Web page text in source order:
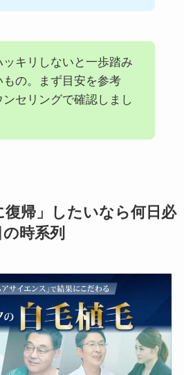
ッキリしないと一歩踏み
もの。まず目安を参考
ンセリングで確認しまし
復帰」したいなら何日必
時系列